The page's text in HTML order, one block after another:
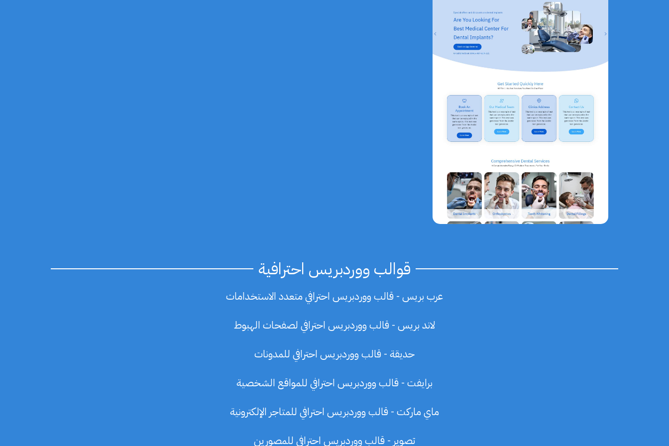
قوالب ووردبريس احترافية
عرب بريس - قالب ووردبريس احترافي متعدد الاستخدامات
لاند بريس - قالب ووردبريس احترافي لصفحات الهبوط
حديقة - قالب ووردبريس احترافي للمدونات
برايفت - قالب ووردبريس احترافي للمواقع الشخصية
ماي ماركت - قالب ووردبريس احترافي للمتاجر الإلكترونية
تصوير - قالب ووردبريس احترافي للمصورين